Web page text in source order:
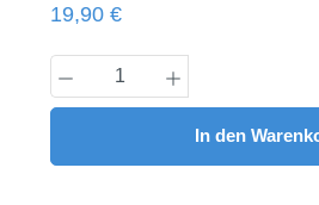
Regulärer Preis:
19,90 €
Produkt Anzahl: Gib
In den